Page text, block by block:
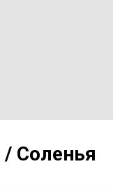
Соленья